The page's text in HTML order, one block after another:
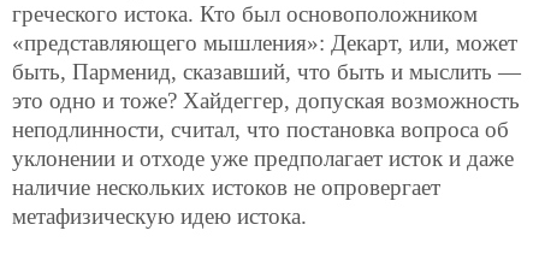
греческого истока. Кто был основоположником
«представляющего мышления»: Декарт, или, может
быть, Парменид, сказавший, что быть и мыслить —
это одно и тоже? Хайдеггер, допуская возможность
неподлинности, считал, что постановка вопроса об
уклонении и отходе уже предполагает исток и даже
наличие нескольких истоков не опровергает
метафизическую идею истока.